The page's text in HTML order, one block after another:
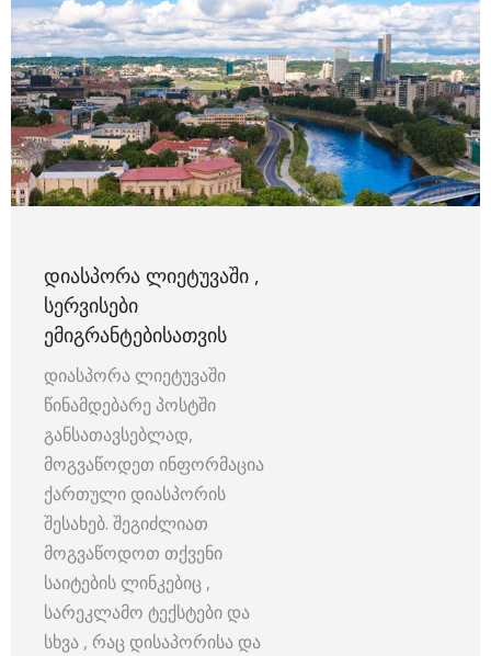
ᲓᲘᲐᲡᲞᲝᲠᲐ ᲚᲘᲔᲢᲣᲕᲐᲨᲘ ,
ᲡᲔᲠᲕᲘᲡᲔᲑᲘ
ᲔᲛᲘᲒᲠᲐᲜᲢᲔᲑᲘᲡᲐᲗᲕᲘᲡ
დიასპორა ლიეტუვაში
წინამდებარე პოსტში
განსათავსებლად,
მოგვაწოდეთ ინფორმაცია
ქართული დიასპორის
შესახებ. შეგიძლიათ
მოგვაწოდოთ თქვენი
საიტების ლინკებიც ,
სარეკლამო ტექსტები და
სხვა , რაც დისაპორისა და